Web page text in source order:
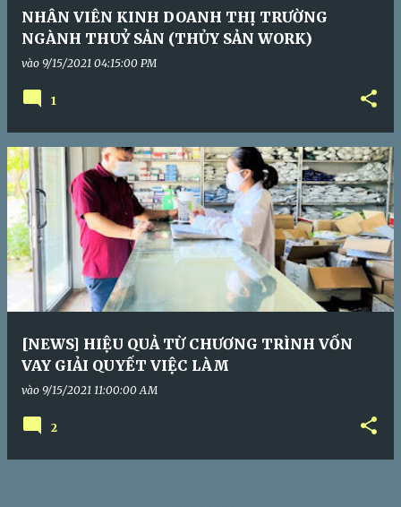
NHÂN VIÊN KINH DOANH THỊ TRƯỜNG
NGÀNH THUỶ SẢN (THỦY SẢN WORK)
vào 9/15/2021 04:15:00 PM
1
[NEWS] HIỆU QUẢ TỪ CHƯƠNG TRÌNH VỐN
VAY GIẢI QUYẾT VIỆC LÀM
vào 9/15/2021 11:00:00 AM
2